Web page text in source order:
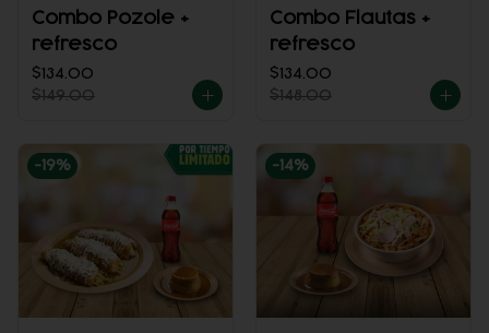
Combo Pozole +
refresco
$134.00
$149.00
Combo Flautas +
refresco
$134.00
$148.00
-19% -14%